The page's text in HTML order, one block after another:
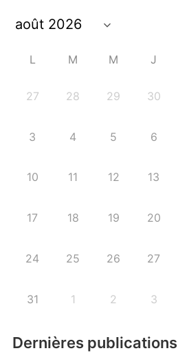
L M M J
27 28 29 30
3 4 5 6
10 11 12 13
17 18 19 20
24 25 26 27
31 1 2 3
Dernières publications